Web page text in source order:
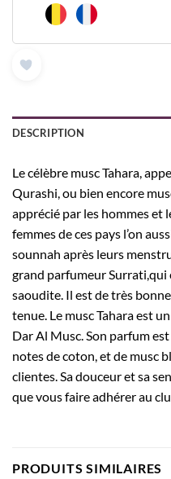
DESCRIPTION
Le célèbre musc Tahara,
Qurashi, ou bien encore
apprécié par les hommes et
femmes de ces pays l’on
sounnah après leurs
grand parfumeur Surrati,qui
saoudite. Il est de très
tenue. Le musc Tahara est
Dar Al Musc. Son parfum
notes de coton, et de musc
clientes. Sa douceur et sa
que vous faire adhérer au
PRODUITS SIMILAIRES